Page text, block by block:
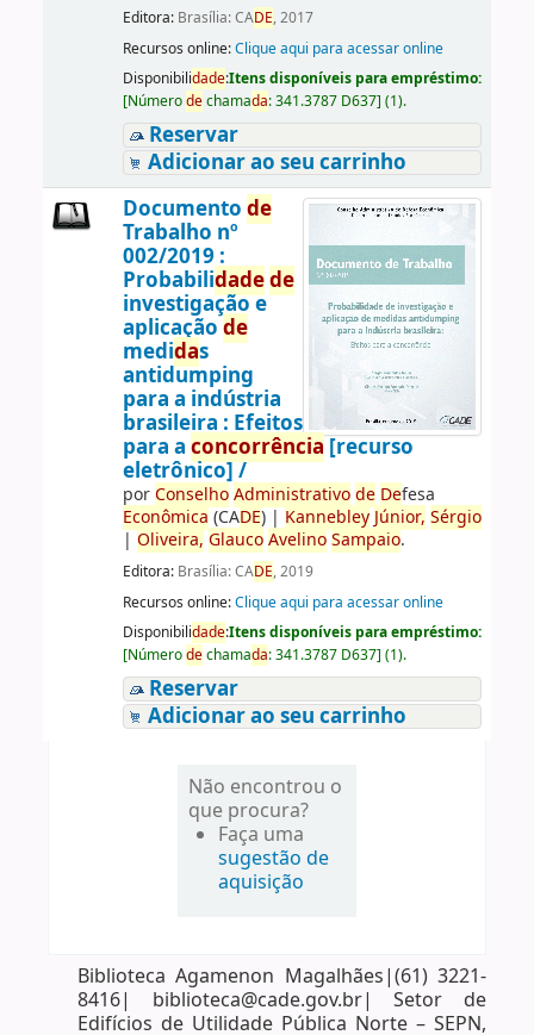
Editora: Brasília: CADE, 2017
Recursos online:Clique aqui para acessar online
Disponibilidade:Itens disponíveis para empréstimo:
[Númerodechamada:341.3787 D637] (1).
Reservar
Adicionar ao seu carrinho
Documento de
Trabalho nº
002/2019 :
Probabilidadede
investigação e
aplicação de
medidas
antidumping
para a indústria
brasileira : Efeitos
para a concorrência [recurso
eletrônico] /
porConselho Administrativo de Defesa
Econômica (CADE)| Kannebley Júnior, Sérgio
| Oliveira, Glauco Avelino Sampaio.
Editora: Brasília: CADE, 2019
Recursos online:Clique aqui para acessar online
Disponibilidade:Itens disponíveis para empréstimo:
[Númerodechamada:341.3787 D637] (1).
Reservar
Adicionar ao seu carrinho
Não encontrou o
que procura?
Faça uma
sugestão de
aquisição
Biblioteca Agamenon Magalhães|(61) 3221-
8416| biblioteca@cade.gov.br| Setor de
Edifícios de Utilidade Pública Norte – SEPN,